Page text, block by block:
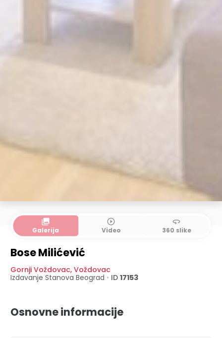
collections
Galerija
play_circle_outline
Video
360
360 slike
Bose Milićević
Gornji Voždovac, Voždovac
Izdavanje Stanova Beograd • ID 17153
Osnovne informacije